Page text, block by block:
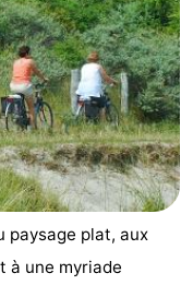
paysage plat, aux
à une myriade